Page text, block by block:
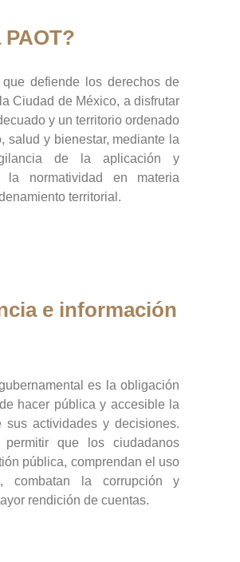
defiende los derechos de
Ciudad de México, a disfrutar
y un territorio ordenado
salud y bienestar, mediante la
de la aplicación y
la normatividad en materia
territorial.
e información
es la obligación
hacer pública y accesible la
sus actividades y decisiones.
que los ciudadanos
pública, comprendan el uso
combatan la corrupción y
rendición de cuentas.